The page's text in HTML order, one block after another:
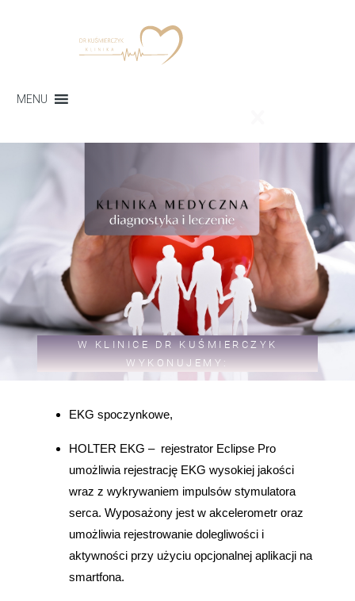
MENU
W KLINICE DR KUŚMIERCZYK
WYKONUJEMY:
EKG spoczynkowe,
HOLTER EKG – rejestrator Eclipse Pro
umożliwia rejestrację EKG wysokiej jakości
wraz z wykrywaniem impulsów stymulatora
serca. Wyposażony jest w akcelerometr oraz
umożliwia rejestrowanie dolegliwości i
aktywności przy użyciu opcjonalnej aplikacji na
smartfona.